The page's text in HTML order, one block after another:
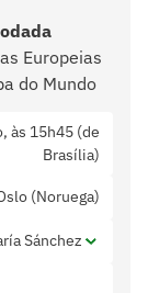
Europeias
do Mundo
às 15h45 (de
Brasília)
(Noruega)
Sánchez
Iñigo Prieto